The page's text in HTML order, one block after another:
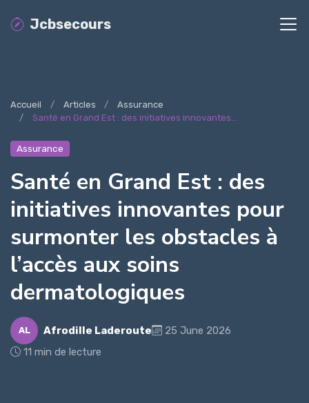
Jcbsecours
Accueil Articles
Assurance
Santé en Grand Est : des initiatives innovantes...
Assurance
Santé en Grand Est : des
initiatives innovantes pour
surmonter les obstacles à
l’accès aux soins
dermatologiques
AL Afrodille Laderoute
25 June 2026
11 min de lecture